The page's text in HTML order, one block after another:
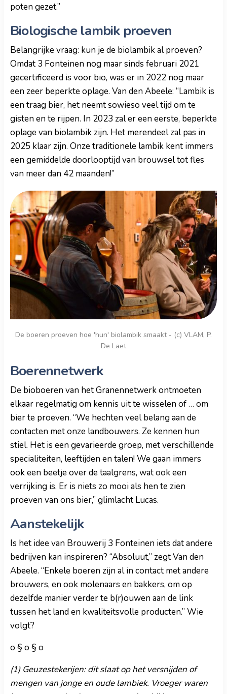
poten gezet.”
Biologische lambik proeven
Belangrijke vraag: kun je de biolambik al proeven?
Omdat 3 Fonteinen nog maar sinds februari 2021
gecertificeerd is voor bio, was er in 2022 nog maar
een zeer beperkte oplage. Van den Abeele: “Lambik is
een traag bier, het neemt sowieso veel tijd om te
gisten en te rijpen. In 2023 zal er een eerste, beperkte
oplage van biolambik zijn. Het merendeel zal pas in
2025 klaar zijn. Onze traditionele lambik kent immers
een gemiddelde doorlooptijd van brouwsel tot fles
van meer dan 42 maanden!”
De boeren proeven hoe 'hun' biolambik smaakt - (c) VLAM, P.
De Laet
Boerennetwerk
De bioboeren van het Granennetwerk ontmoeten
elkaar regelmatig om kennis uit te wisselen of … om
bier te proeven. “We hechten veel belang aan de
contacten met onze landbouwers. Ze kennen hun
stiel. Het is een gevarieerde groep, met verschillende
specialiteiten, leeftijden en talen! We gaan immers
ook een beetje over de taalgrens, wat ook een
verrijking is. Er is niets zo mooi als hen te zien
proeven van ons bier,” glimlacht Lucas.
Aanstekelijk
Is het idee van Brouwerij 3 Fonteinen iets dat andere
bedrijven kan inspireren? “Absoluut,” zegt Van den
Abeele. “Enkele boeren zijn al in contact met andere
brouwers, en ook molenaars en bakkers, om op
dezelfde manier verder te b(r)ouwen aan de link
tussen het land en kwaliteitsvolle producten.” Wie
volgt?
o § o § o
(1) Geuzestekerijen: dit slaat op het versnijden of
mengen van jonge en oude lambiek. Vroeger waren